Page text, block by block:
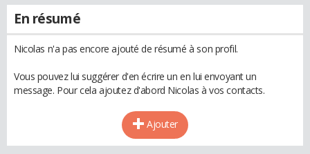
En résumé
Nicolas n'a pas encore ajouté de résumé à son profil.
Vous pouvez lui suggérer d'en écrire un en lui envoyant un
message. Pour cela ajoutez d'abord Nicolas à vos contacts.
Ajouter